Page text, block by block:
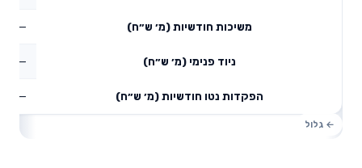
משיכות חודשיות (מ׳ ש״ח) —
ניוד פנימי (מ׳ ש״ח) —
הפקדות נטו חודשיות (מ׳ ש״ח) —